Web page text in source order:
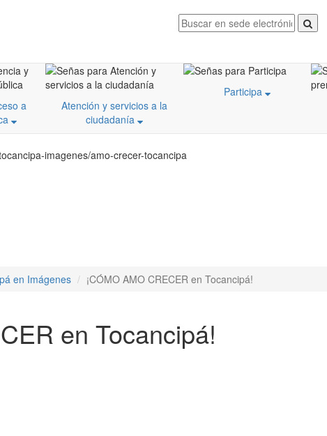
a
Atención y servicios a la
ciudadanía
Participa
imagenes/amo-crecer-tocancipa
en Imágenes ¡CÓMO AMO CRECER en Tocancipá!
en Tocancipá!